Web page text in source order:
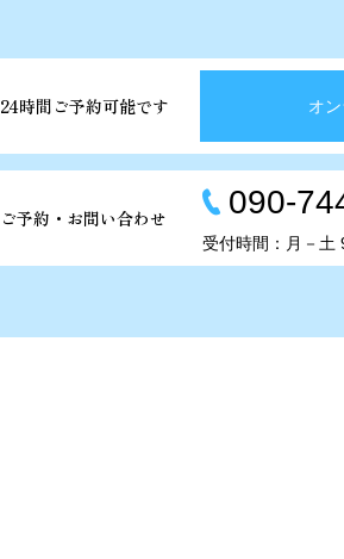
24時間ご予約可能です オ
ご予約・お問い合わせ 090-
受付時間：月－土